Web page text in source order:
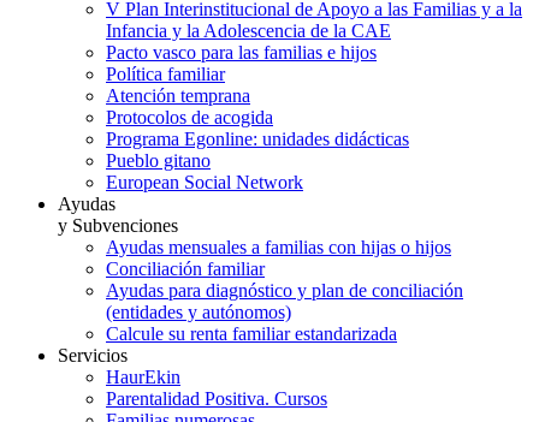
V Plan Interinstitucional de Apoyo a las Familias y a la
Infancia y la Adolescencia de la CAE
Pacto vasco para las familias e hijos
Política familiar
Atención temprana
Protocolos de acogida
Programa Egonline: unidades didácticas
Pueblo gitano
European Social Network
Ayudas
y Subvenciones
Ayudas mensuales a familias con hijas o hijos
Conciliación familiar
Ayudas para diagnóstico y plan de conciliación
(entidades y autónomos)
Calcule su renta familiar estandarizada
Servicios
HaurEkin
Parentalidad Positiva. Cursos